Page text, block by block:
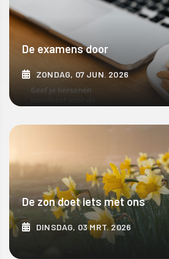
De examens door
ZONDAG, 07 JUN. 2026
ONTDEK MEER
De zon doet iets met ons
DINSDAG, 03 MRT. 2026